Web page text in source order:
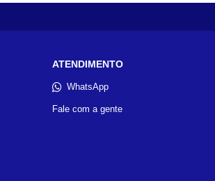
ATENDIMENTO
WhatsApp
Fale com a gente